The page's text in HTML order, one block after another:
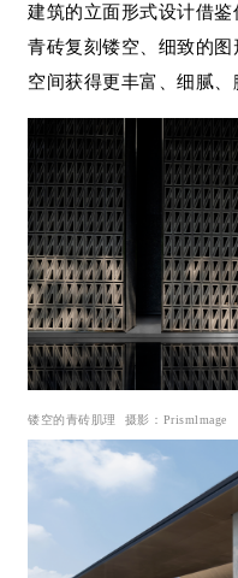
建筑的立面形式设计借
青砖复刻镂空、细致的
空间获得更丰富、细腻、
镂空的青砖肌理 摄影： Prismlmage